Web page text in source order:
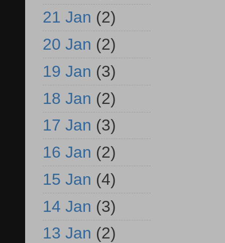
21 Jan (2)
20 Jan (2)
19 Jan (3)
18 Jan (2)
17 Jan (3)
16 Jan (2)
15 Jan (4)
14 Jan (3)
13 Jan (2)